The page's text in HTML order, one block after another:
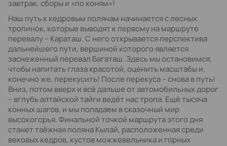
завтрак, сборы и «по коням»!
Наш путь к кедровым полянам начинается с лесных
тропинок, которые выводят к первому на маршруте
перевалу – Караташ. С него открывается перспектива
дальнейшего пути, вершиной которого является
заснеженный перевал Багаташ. Здесь мы остановимся,
чтобы напитать глаза красотой, оценить масштабы и,
конечно же, перекусить! После перекуса – снова в путь!
Вниз, потом вверх и всё дальше от автомобильных дорог
– вглубь алтайской тайги ведёт нас тропа. Ещё тысяча
конных шагов, и мы попадаем в сказочный мир
высокогорья. Финальной точкой маршрута этого дня
станет таёжная поляна Кылай, расположенная среди
вековых кедров, кустов можжевельника и горных